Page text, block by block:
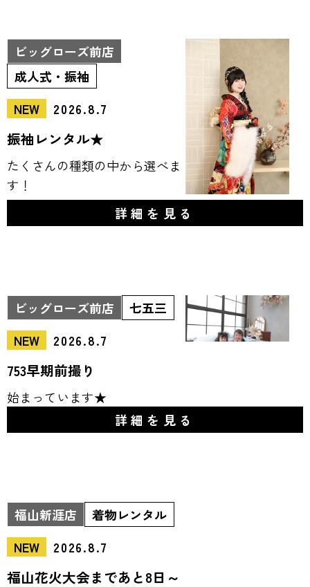
ビッグローズ前店
成人式・振袖
NEW
2026.8.7
振袖レンタル★
たくさんの種類の中から選べま
す！
詳細を見る
ビッグローズ前店
七五三
NEW
2026.8.7
753早期前撮り
始まっています★
詳細を見る
福山新涯店
着物レンタル
NEW
2026.8.7
福山花火大会まであと8日～